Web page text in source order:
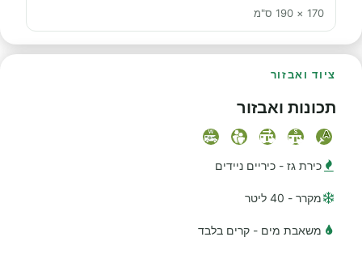
170 × 190 ס"מ
ציוד ואבזור
תכונות ואבזור
כירת גז - כיריים ניידים
מקרר - 40 ליטר
משאבת מים - קרים בלבד